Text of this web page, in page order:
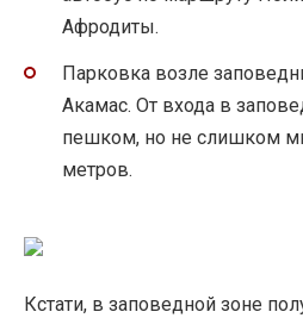
Афродиты.
Парковка возле
Акамас. От входа в
пешком, но не слишком
метров.
Кстати, в заповедной зоне